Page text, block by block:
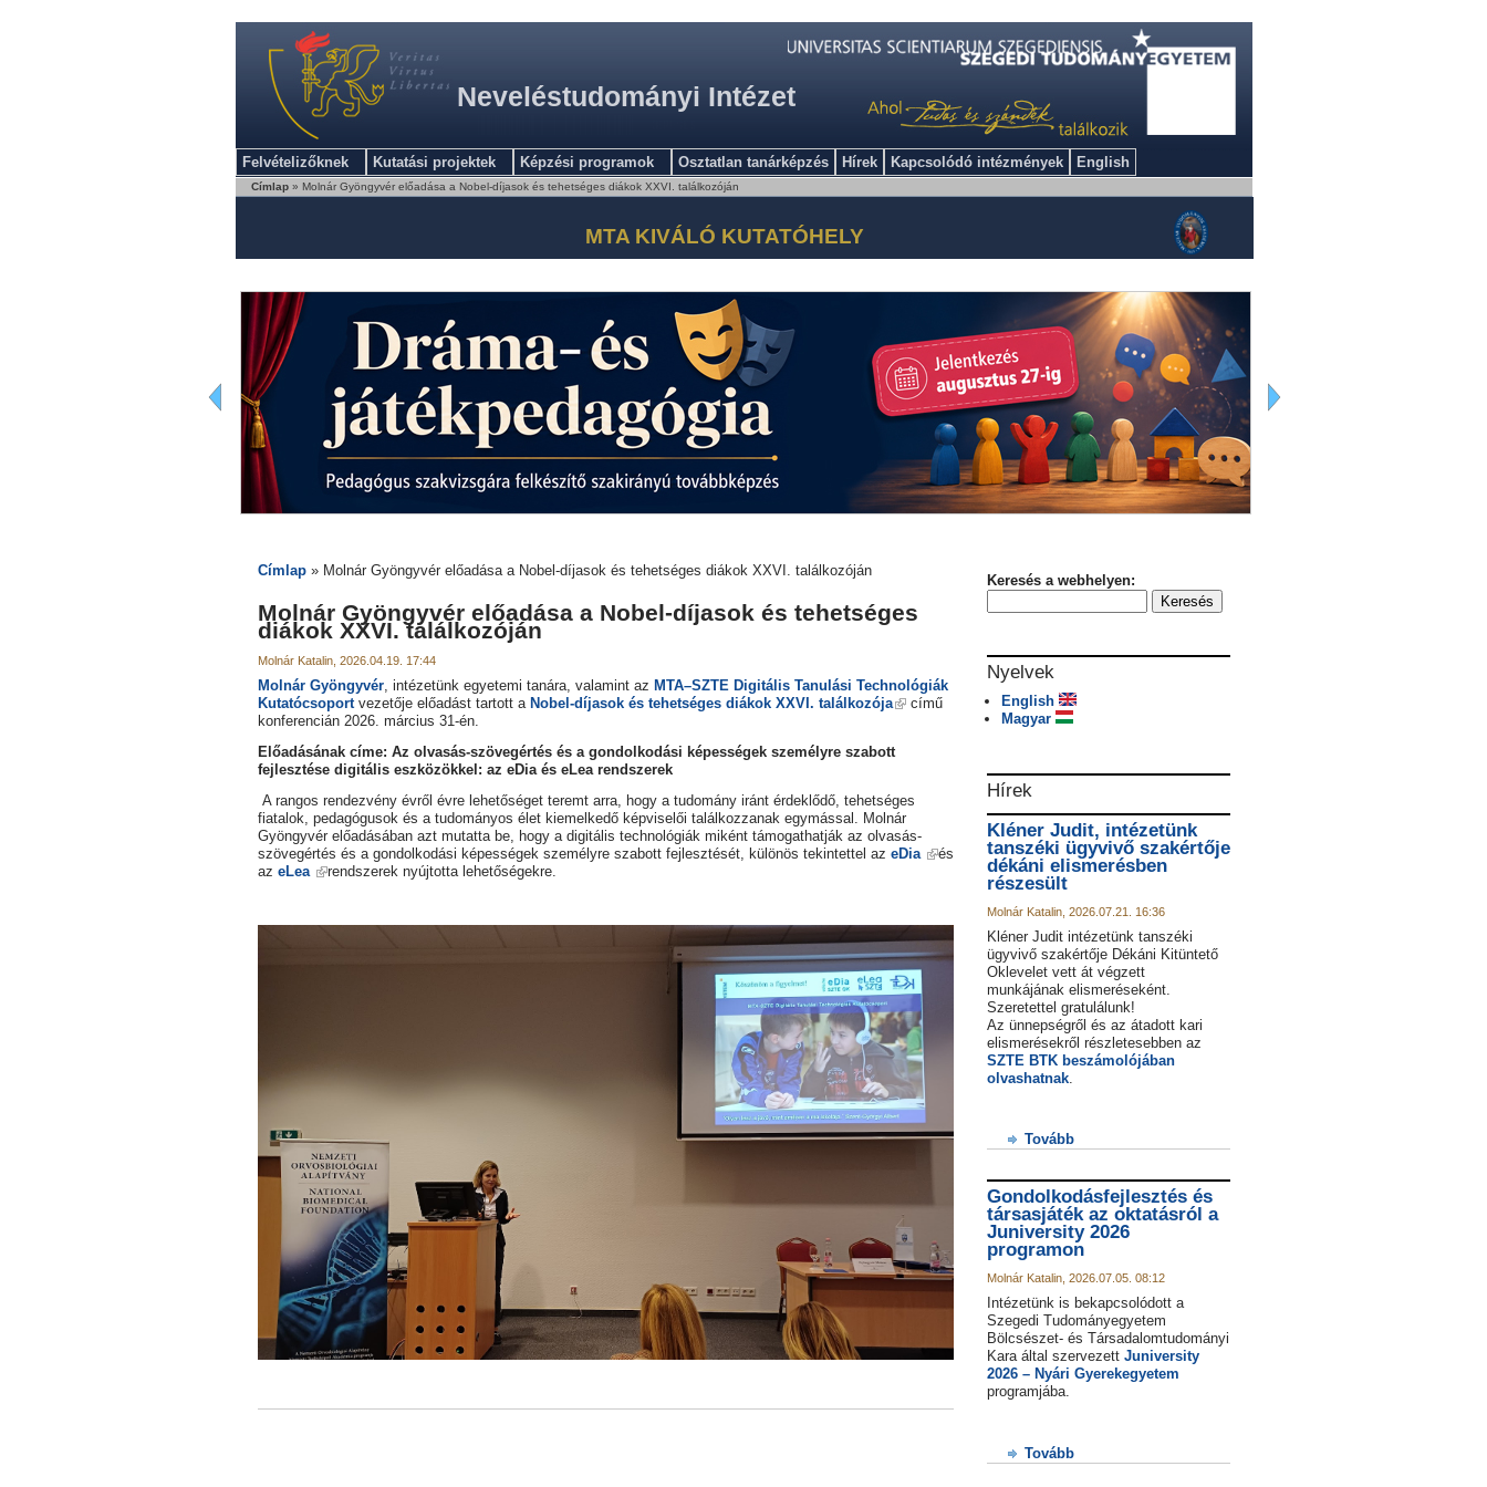
Neveléstudományi Intézet
Felvételizőknek Kutatási projektek Képzési programok Osztatlan tanárképzés Hírek Kapcsolódó intézmények English
Címlap» Molnár Gyöngyvér előadása a Nobel-díjasok és tehetséges diákok XXVI. találkozóján
MTA KIVÁLÓ KUTATÓHELY
Címlap» Molnár Gyöngyvér előadása a Nobel-díjasok és tehetséges diákok XXVI. találkozóján
Molnár Gyöngyvér előadása a Nobel-díjasok és tehetséges
diákok XXVI. találkozóján
Molnár Katalin, 2026.04.19. 17:44
Molnár Gyöngyvér, intézetünk egyetemi tanára, valamint az MTA–SZTE Digitális Tanulási Technológiák
Kutatócsoportvezetője előadást tartott aNobel-díjasok és tehetséges diákok XXVI. találkozója
című
konferencián 2026. március 31-én.
Előadásának címe: Az olvasás-szövegértés és a gondolkodási képességek személyre szabott
fejlesztése digitális eszközökkel: az eDia és eLea rendszerek
A rangos rendezvény évről évre lehetőséget teremt arra, hogy a tudomány iránt érdeklődő, tehetséges
fiatalok, pedagógusok és a tudományos élet kiemelkedő képviselői találkozzanak egymással. Molnár
Gyöngyvér előadásában azt mutatta be, hogy a digitális technológiák miként támogathatják az olvasás-
szövegértés és a gondolkodási képességek személyre szabott fejlesztését, különös tekintettel az eDia
és
az eLea rendszerek nyújtotta lehetőségekre.
Keresés a webhelyen:
Nyelvek
English
Magyar
Hírek
Kléner Judit, intézetünk
tanszéki ügyvivő szakértője
dékáni elismerésben
részesült
Molnár Katalin, 2026.07.21. 16:36
Kléner Judit intézetünk tanszéki
ügyvivő szakértője Dékáni Kitüntető
Oklevelet vett át végzett
munkájának elismeréseként.
Szeretettel gratulálunk!
Az ünnepségről és az átadott kari
elismerésekről részletesebben az
SZTE BTK beszámolójában
olvashatnak.
Tovább
Gondolkodásfejlesztés és
társasjáték az oktatásról a
Juniversity 2026
programon
Molnár Katalin, 2026.07.05. 08:12
Intézetünk is bekapcsolódott a
Szegedi Tudományegyetem
Bölcsészet- és Társadalomtudományi
Kara által szervezett Juniversity
2026 – Nyári Gyerekegyetem
programjába.
Tovább